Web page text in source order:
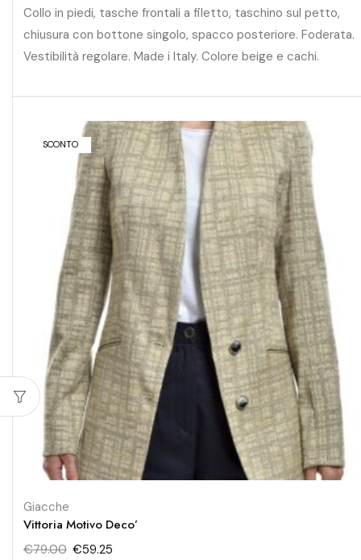
Collo in piedi, tasche frontali a filetto, taschino sul petto,
chiusura con bottone singolo, spacco posteriore. Foderata.
Vestibilità regolare. Made i Italy. Colore beige e cachi.
SCONTO
Giacche
Vittoria Motivo Deco’
€79.00 €59.25